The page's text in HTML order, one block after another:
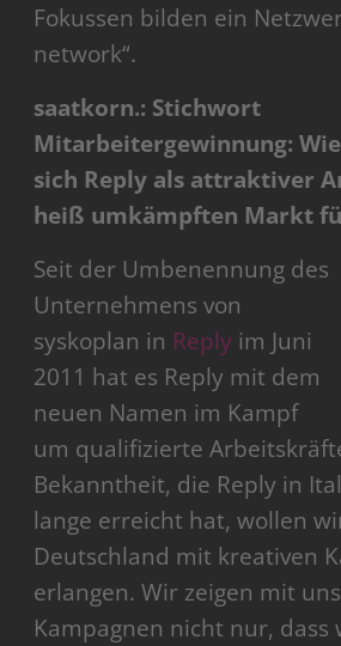
Fokussen bilden ein
network“.
saatkorn.: Stichwort
Mitarbeitergewinnung:
sich Reply als attraktiver
heiß umkämpften Markt
Seit der Umbenennung des
Unternehmens von
syskoplan in Reply im Juni
2011 hat es Reply mit dem
neuen Namen im Kampf
um qualifizierte
Bekanntheit, die Reply in
lange erreicht hat, wollen
Deutschland mit kreativen
erlangen. Wir zeigen mit
Kampagnen nicht nur, dass